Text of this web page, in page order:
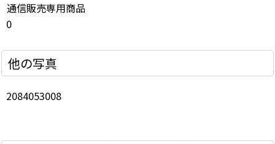
通信販売専用商品
0
他の写真
2084053008